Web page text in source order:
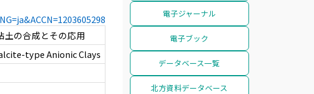
土の合成とその応用
type Anionic Clays
電子ジャーナル
電子ブック
データベース一覧
北方資料データベース